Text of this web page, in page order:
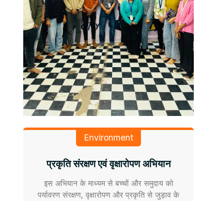
Environment
प्रकृति संरक्षण एवं वृक्षारोपण अभियान
इस अभियान के माध्यम से बच्चों और समुदाय को
पर्यावरण संरक्षण, वृक्षारोपण और प्रकृति से जुड़ाव के